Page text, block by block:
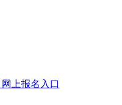
网上报名入口